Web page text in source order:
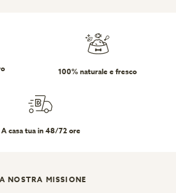
100% naturale e fresco
A casa tua in 48/72 ore
NOSTRA MISSIONE